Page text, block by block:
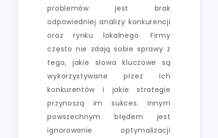
problemów jest brak
odpowiedniej analizy konkurencji
oraz rynku lokalnego. Firmy
często nie zdają sobie sprawy z
tego, jakie słowa kluczowe są
wykorzystywane przez ich
konkurentów i jakie strategie
przynoszą im sukces. Innym
powszechnym błędem jest
ignorowanie optymalizacji